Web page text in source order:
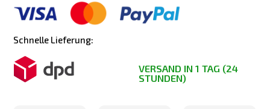
Schnelle Lieferung:
VERSAND IN 1 TAG (24
STUNDEN)